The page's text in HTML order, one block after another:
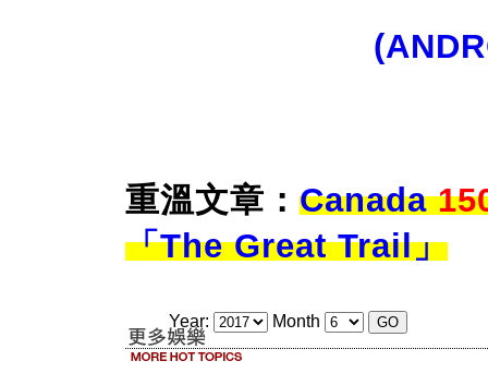
重溫文章： Canada
「The Great Trail」
Year: Month